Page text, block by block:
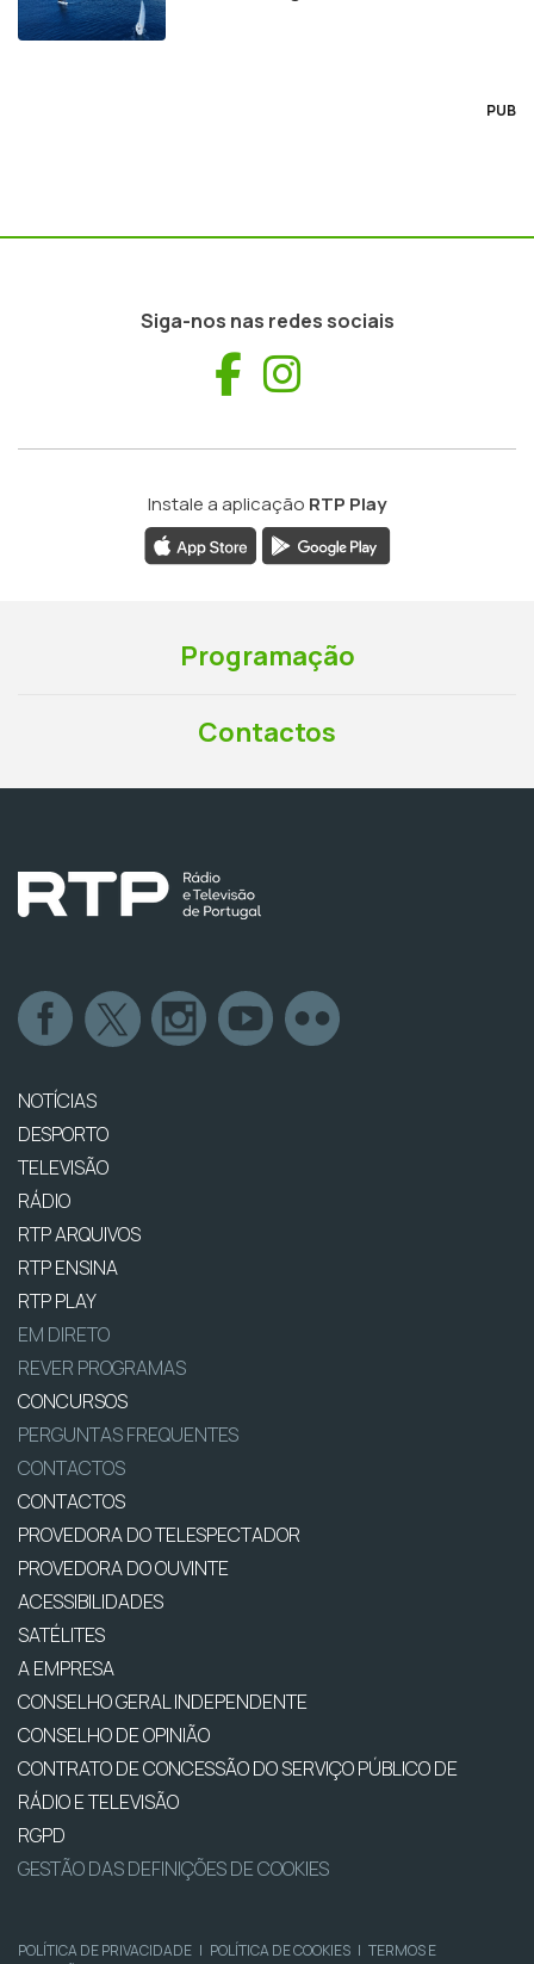
PUB
Siga-nos nas redes sociais
Facebook
Instale a aplicação RTP Play
Programação
Contactos
NOTÍCIAS
DESPORTO
TELEVISÃO
RÁDIO
RTP ARQUIVOS
RTP ENSINA
RTP PLAY
EM DIRETO
REVER PROGRAMAS
CONCURSOS
PERGUNTAS FREQUENTES
CONTACTOS
CONTACTOS
PROVEDORA DO TELESPECTADOR
PROVEDORA DO OUVINTE
ACESSIBILIDADES
SATÉLITES
A EMPRESA
CONSELHO GERAL INDEPENDENTE
CONSELHO DE OPINIÃO
CONTRATO DE CONCESSÃO DO SERVIÇO PÚBLICO DE
RÁDIO E TELEVISÃO
RGPD
GESTÃO DAS DEFINIÇÕES DE COOKIES
POLÍTICA DE PRIVACIDADE | POLÍTICA DE COOKIES | TERMOS E